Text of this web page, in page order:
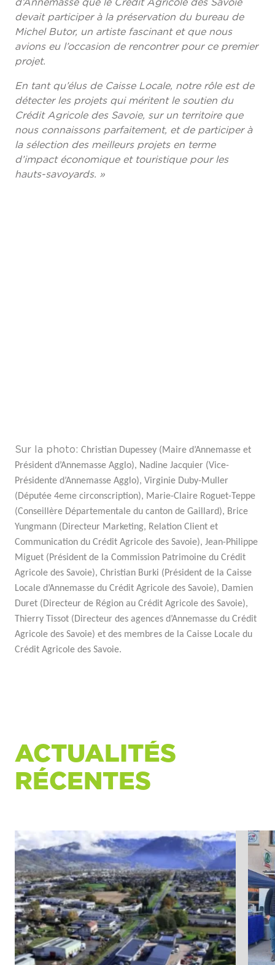
d’Annemasse que le Crédit Agricole des Savoie
devait participer à la préservation du bureau de
Michel Butor, un artiste fascinant et que nous
avions eu l’occasion de rencontrer pour ce premier
projet.
En tant qu’élus de Caisse Locale, notre rôle est de
détecter les projets qui méritent le soutien du
Crédit Agricole des Savoie, sur un territoire que
nous connaissons parfaitement, et de participer à
la sélection des meilleurs projets en terme
d’impact économique et touristique pour les
hauts-savoyards. »
Sur la photo: Christian Dupessey (Maire d’Annemasse et
Président d’Annemasse Agglo), Nadine Jacquier (Vice-
Présidente d’Annemasse Agglo), Virginie Duby-Muller
(Députée 4eme circonscription), Marie-Claire Roguet-Teppe
(Conseillère Départementale du canton de Gaillard), Brice
Yungmann (Directeur Marketing, Relation Client et
Communication du Crédit Agricole des Savoie), Jean-Philippe
Miguet (Président de la Commission Patrimoine du Crédit
Agricole des Savoie), Christian Burki (Président de la Caisse
Locale d’Annemasse du Crédit Agricole des Savoie), Damien
Duret (Directeur de Région au Crédit Agricole des Savoie),
Thierry Tissot (Directeur des agences d’Annemasse du Crédit
Agricole des Savoie) et des membres de la Caisse Locale du
Crédit Agricole des Savoie.
ACTUALITÉS
RÉCENTES